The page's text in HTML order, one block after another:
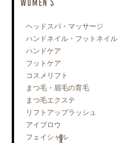
ヘッドスパ・マッサージ
ハンドネイル・フットネイル
ハンドケア
フットケア
コスメリフト
まつ毛・眉毛の育毛
まつ毛エクステ
リフトアップラッシュ
アイブロウ
フェイシャル